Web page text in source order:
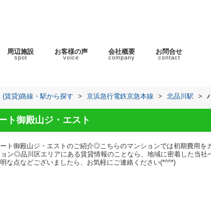
周辺施設
spot
お客様の声
voice
会社概要
company
お問合せ
contact
(賃貸)路線・駅から探す > 京浜急行電鉄京急本線 > 北品川駅 >
ト御殿山ジ・エスト
ト御殿山ジ・エストのご紹介◎こちらのマンションでは初期費用
ン◎品川区エリアにある賃貸情報のことなら、地域に密着した当
な点などございましたら、お気軽にご連絡ください(*^^*)